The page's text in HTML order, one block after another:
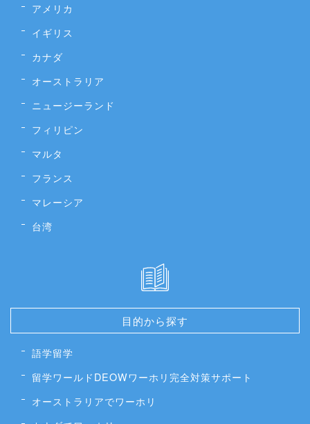
アメリカ
イギリス
カナダ
オーストラリア
ニュージーランド
フィリピン
マルタ
フランス
マレーシア
台湾
目的から探す
語学留学
留学ワールドDEOWワーホリ完全対策サポート
オーストラリアでワーホリ